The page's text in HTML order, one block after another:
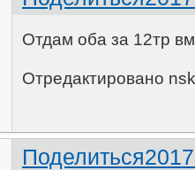
Отдам оба за 12тр
Отредактировано
Поделиться